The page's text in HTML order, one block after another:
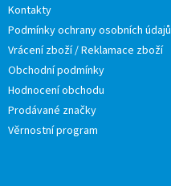
Kontakty
Podmínky ochrany osobních údajů
Vrácení zboží / Reklamace zboží
Obchodní podmínky
Hodnocení obchodu
Prodávané značky
Věrnostní program